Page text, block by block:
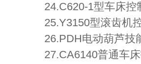
24.C620-1型车床控
25.Y3150型滚齿机
26.PDH电动葫芦技
27.CA6140普通车